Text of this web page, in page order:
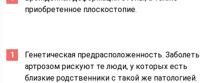
приобретенное плоскостопие.
Генетическая предрасположенность. Заболеть
артрозом рискуют те люди, у которых есть
близкие родственники с такой же патологией.